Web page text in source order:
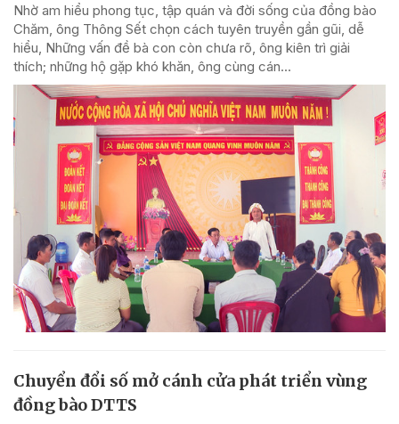
Nhờ am hiểu phong tục, tập quán và đời sống của đồng bào
Chăm, ông Thông Sết chọn cách tuyên truyền gần gũi, dễ
hiểu, Những vấn đề bà con còn chưa rõ, ông kiên trì giải
thích; những hộ gặp khó khăn, ông cùng cán...
Chuyển đổi số mở cánh cửa phát triển vùng
đồng bào DTTS